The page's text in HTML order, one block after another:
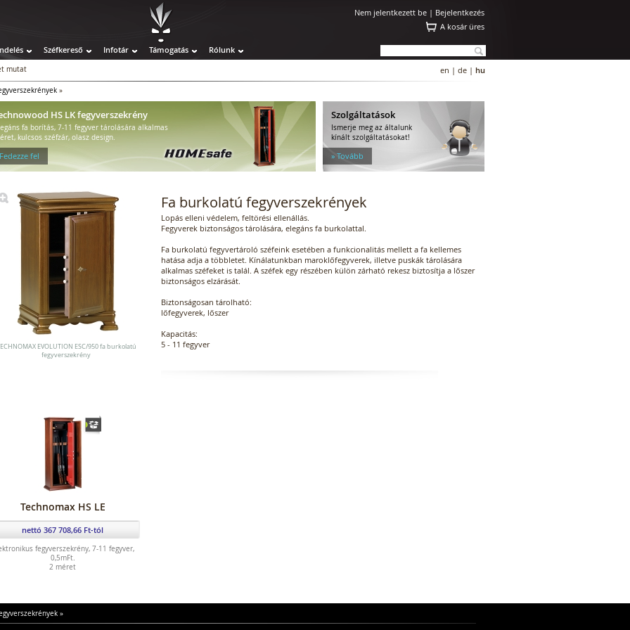
Nem jelentkezett be | Bejelentkezés
A kosár üres
Széfkereső Infotár Támogatás Rólunk
mutat en | de | hu
»
HS LK fegyverszekrény
fa borítás, 7-11 fegyver tárolására alkalmas
kulcsos széfzár, olasz design.
fel
Szolgáltatások
Ismerje meg az általunk
kínált szolgáltatásokat!
» Tovább
EVOLUTION ESC/950 fa burkolatú
fegyverszekrény
Fa burkolatú fegyverszekrények
Lopás elleni védelem, feltörési ellenállás.
Fegyverek biztonságos tárolására, elegáns fa burkolattal.
Fa burkolatú fegyvertároló széfeink esetében a funkcionalitás mellett a fa kellemes
hatása adja a többletet. Kínálatunkban maroklőfegyverek, illetve puskák tárolására
alkalmas széfeket is talál. A széfek egy részében külön zárható rekesz biztosítja a lőszer
biztonságos elzárását.
Biztonságosan tárolható:
lőfegyverek, lőszer
Kapacitás:
5 - 11 fegyver
Technomax HS LE
nettó 367 708,66 Ft-tól
fegyverszekrény, 7-11 fegyver,
0,5mFt.
2 méret
»